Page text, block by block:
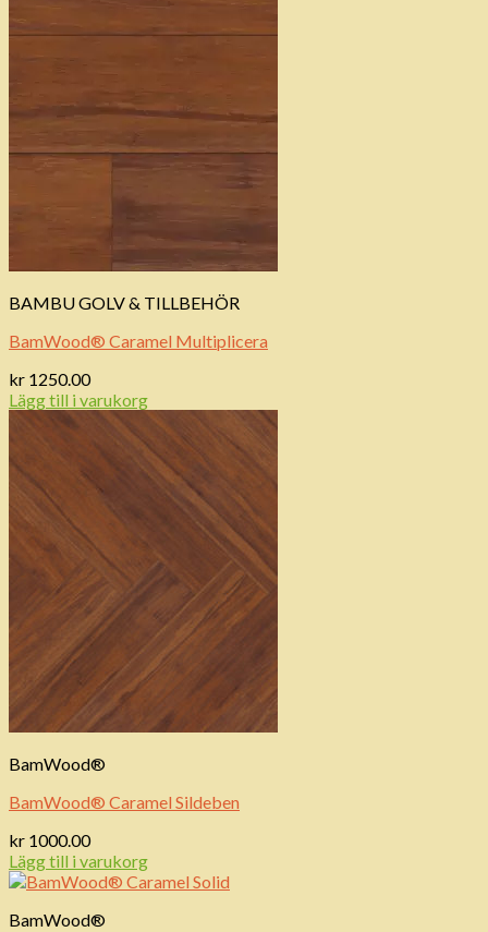
BAMBU GOLV & TILLBEHÖR
BamWood® Caramel Multiplicera
kr 1250.00
Lägg till i varukorg
BamWood®
BamWood® Caramel Sildeben
kr 1000.00
Lägg till i varukorg
BamWood®